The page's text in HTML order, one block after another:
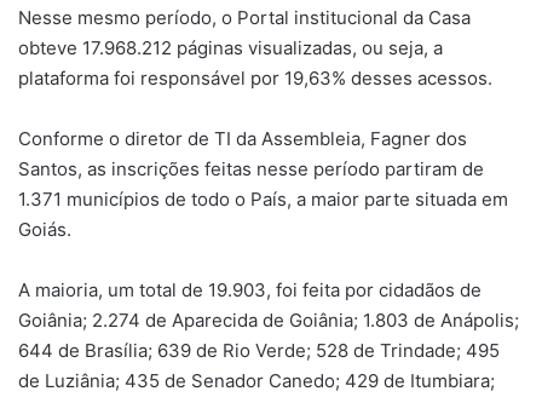
Nesse mesmo período, o Portal institucional da Casa
obteve 17.968.212 páginas visualizadas, ou seja, a
plataforma foi responsável por 19,63% desses acessos.
Conforme o diretor de TI da Assembleia, Fagner dos
Santos, as inscrições feitas nesse período partiram de
1.371 municípios de todo o País, a maior parte situada em
Goiás.
A maioria, um total de 19.903, foi feita por cidadãos de
Goiânia; 2.274 de Aparecida de Goiânia; 1.803 de Anápolis;
644 de Brasília; 639 de Rio Verde; 528 de Trindade; 495
de Luziânia; 435 de Senador Canedo; 429 de Itumbiara;